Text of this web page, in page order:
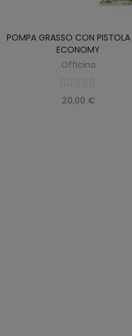
SCOPRIRE
POMPA GRASSO CON
ECONOMY
Officina
20,00 €